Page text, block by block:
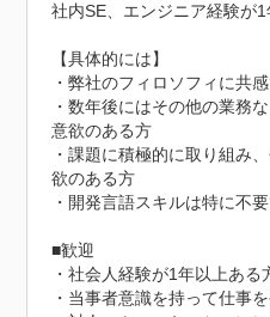
社内SE、エンジニア経験が
【具体的には】
・弊社のフィロソフィに共
・数年後にはその他の業務
意欲のある方
・課題に積極的に取り組み
欲のある方
・開発言語スキルは特に不
■歓迎
・社会人経験が1年以上ある
・当事者意識を持って仕事